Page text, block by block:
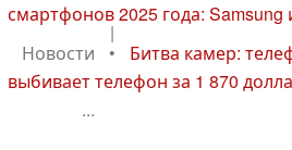
смартфонов 2025 года: Samsung
|
Новости
•
Битва камер:
выбивает телефон за 1 870
...